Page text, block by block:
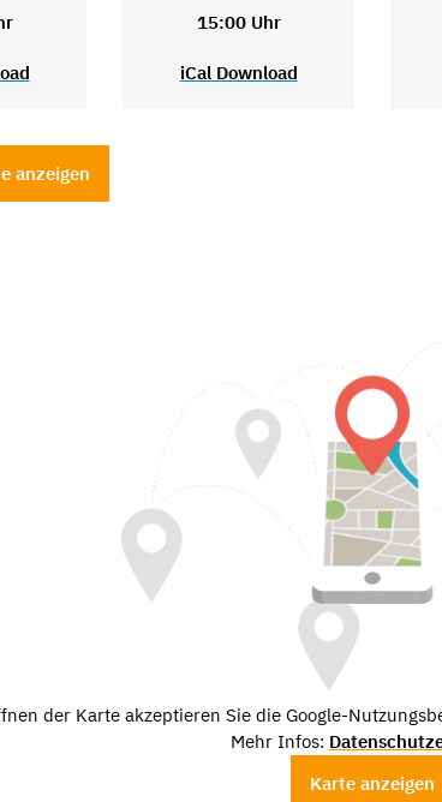
15:00 Uhr
iCal Download
anzeigen
der Karte akzeptieren Sie die Google-
Mehr Infos:
Karte anzeigen